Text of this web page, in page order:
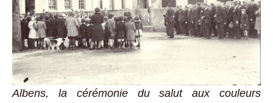
Albens, la cérémonie du salut aux couleurs